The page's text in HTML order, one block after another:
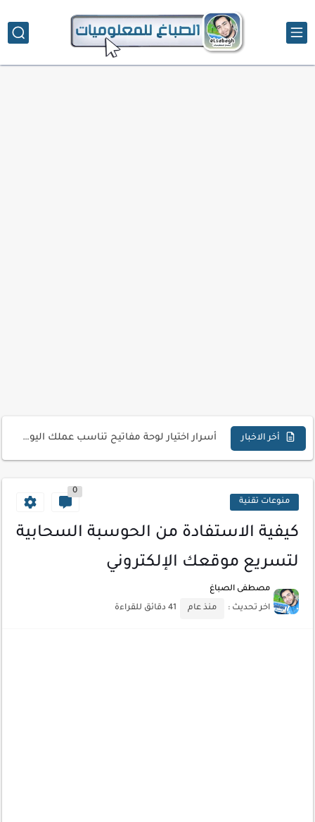
أخر الاخبار أحدث تقنيات الحماية من هجمات السايبر
كيف تضيف شريط تقدم المقال لموقعك لتحسين تجربة القراءة
منوعات تقنية
0
كيفية الاستفادة من الحوسبة السحابية
لتسريع موقعك الإلكتروني
مصطفى الصباغ
اخر تحديث : منذ عام 41 دقائق للقراءة